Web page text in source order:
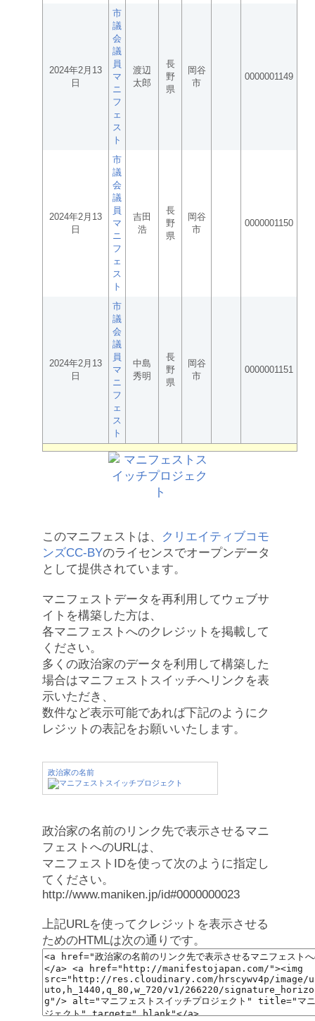
2024年2月13
日
市
議
会
議
員
マ
ニ
フ
ェ
ス
ト
渡辺
太郎
長
野
県
岡谷
市
0000001149
2024年2月13
日
市
議
会
議
員
マ
ニ
フ
ェ
ス
ト
吉田
浩
長
野
県
岡谷
市
0000001150
2024年2月13
日
市
議
会
議
員
マ
ニ
フ
ェ
ス
ト
中島
秀明
長
野
県
岡谷
市
0000001151
このマニフェストは、
クリエイティブコモ
ンズCC-BYのライセンスでオープンデータ
として提供されています。
マニフェストデータを再利用してウェブサ
イトを構築した方は、
各マニフェストへのクレジットを掲載して
ください。
多くの政治家のデータを利用して構築した
場合はマニフェストスイッチへリンクを表
示いただき、
数件など表示可能であれば下記のようにク
レジットの表記をお願いいたします。
政治家の名前
政治家の名前のリンク先で表示させるマニ
フェストへのURLは、
マニフェストIDを使って次のように指定し
てください。
http://www.maniken.jp/id#0000000023
上記URLを使ってクレジットを表示させる
ためのHTMLは次の通りです。